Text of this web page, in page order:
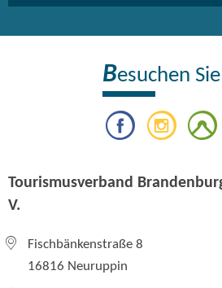
Besuchen
Tourismusverband
V.
Fischbänkenstraße 8
16816 Neuruppin